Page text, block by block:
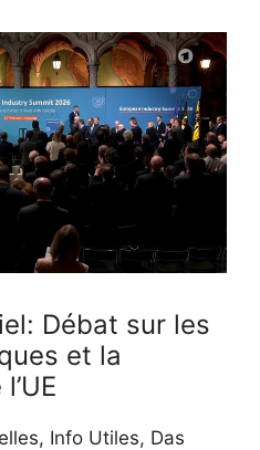
Débat sur les
et la
Info Utiles, Das